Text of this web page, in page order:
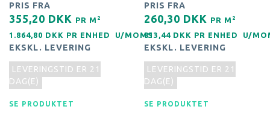
PRIS FRA
355,20 DKK PR M 2
1.864,80 DKK PR ENHED U/MOMS
EKSKL. LEVERING
LEVERINGSTID ER 21
DAG(E)
SE PRODUKTET
PRIS FRA
260,30 DKK PR M 2
813,44 DKK PR ENHED U/
EKSKL. LEVERING
LEVERINGSTID ER 21
DAG(E)
SE PRODUKTET